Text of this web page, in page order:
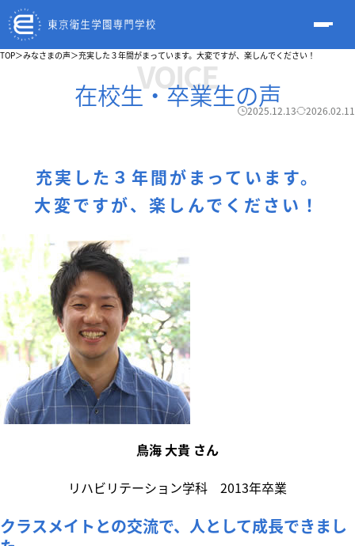
TOP＞みなさまの声＞充実した３年間がまっています。大変ですが、楽しんでください！
VOICE
在校生・卒業生の声
2025.12.13 2026.02.11
充実した３年間がまっています。
大変ですが、楽しんでください！
鳥海 大貴 さん
リハビリテーション学科 2013年卒業
クラスメイトとの交流で、人として成長できまし